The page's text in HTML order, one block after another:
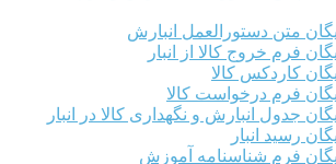
متن دستورالعمل انبارش
فرم خروج کالا از انبار
کاردکس کالا
فرم درخواست کالا
جدول انبارش و نگهداری کالا در انبار
رسید انبار
فرم شناسنامه آموزش